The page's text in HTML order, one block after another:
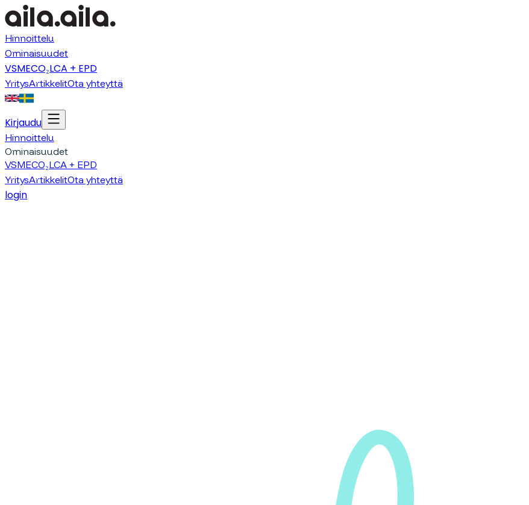
Hinnoittelu
Ominaisuudet
VSMECO₂LCA + EPD
YritysArtikkelitOta yhteyttä
Kirjaudu
Hinnoittelu
Ominaisuudet
VSMECO₂LCA + EPD
YritysArtikkelitOta yhteyttä
login